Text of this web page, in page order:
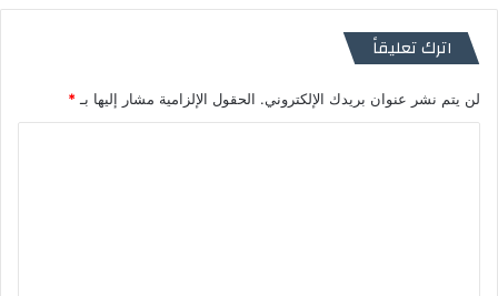
اترك تعليقاً
لن يتم نشر عنوان بريدك الإلكتروني. الحقول الإلزامية مشار إليها بـ *